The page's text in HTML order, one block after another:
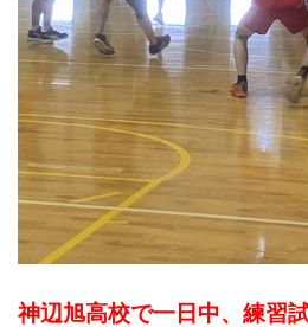
神辺旭高校で一日中、練習